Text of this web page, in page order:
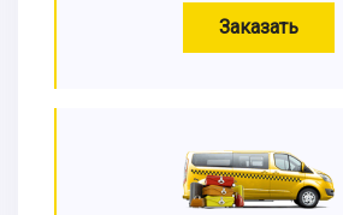
Заказать